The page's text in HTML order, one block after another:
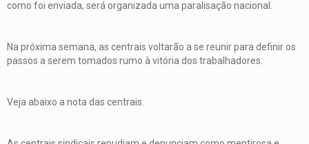
como foi enviada, será organizada uma paralisação nacional.
Na próxima semana, as centrais voltarão a se reunir para definir os
passos a serem tomados rumo à vitória dos trabalhadores.
Veja abaixo a nota das centrais.